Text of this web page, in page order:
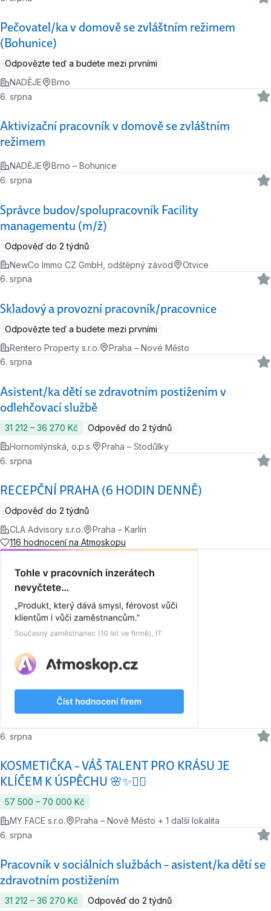
Pečovatel/ka v domově se zvláštním režimem
(Bohunice)
Odpovězte teď a budete mezi prvními
NADĚJE
Brno
Aktivizační pracovník v domově se zvláštním
režimem
6. srpna
NADĚJE Brno – Bohunice
Správce budov/spolupracovník Facility
managementu (m/ž)
6. srpna
Odpověď do 2 týdnů
NewCo Immo CZ GmbH, odštěpný závod
Otvice
Skladový a provozní pracovník/pracovnice
6. srpna
Odpovězte teď a budete mezi prvními
Rentero Property s.r.o.
Praha – Nové Město
Asistent/ka dětí se zdravotním postižením v
odlehčovací službě
6. srpna
31 212 ‍–‍ 36 270 Kč
Odpověď do 2 týdnů
Hornomlýnská, o.p.s.
Praha – Stodůlky
RECEPČNÍ PRAHA (6 HODIN DENNĚ)
6. srpna
Odpověď do 2 týdnů
CLA Advisory s.r.o.
Praha – Karlín
116 hodnocení na Atmoskopu
KOSMETIČKA – VÁŠ TALENT PRO KRÁSU JE
KLÍČEM K ÚSPĚCHU 🌸✨💆‍♀️
6. srpna
57 500 ‍–‍ 70 000 Kč
MY FACE s.r.o.
Praha – Nové Město + 1 další lokalita
Pracovník v sociálních službách – asistent/ka dětí se
zdravotním postižením
6. srpna
31 212 ‍–‍ 36 270 Kč
Odpověď do 2 týdnů